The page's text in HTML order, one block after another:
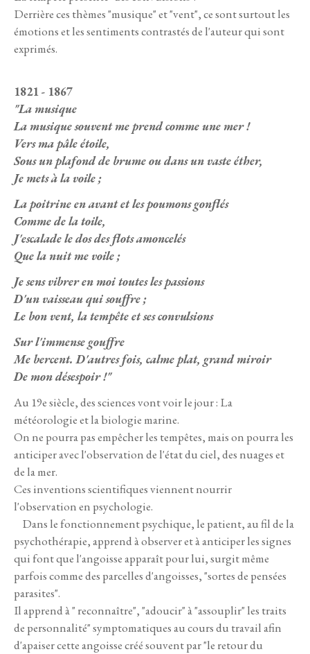
Derrière ces thèmes "musique" et "vent", ce sont surtout les
émotions et les sentiments contrastés de l'auteur qui sont
exprimés.
1821 - 1867
"La musique
La musique souvent me prend comme une mer !
Vers ma pâle étoile,
Sous un plafond de brume ou dans un vaste éther,
Je mets à la voile ;
La poitrine en avant et les poumons gonflés
Comme de la toile,
J'escalade le dos des flots amoncelés
Que la nuit me voile ;
Je sens vibrer en moi toutes les passions
D'un vaisseau qui souffre ;
Le bon vent, la tempête et ses convulsions
Sur l'immense gouffre
Me bercent. D'autres fois, calme plat, grand miroir
De mon désespoir !"
Au 19e siècle, des sciences vont voir le jour : La
météorologie et la biologie marine.
On ne pourra pas empêcher les tempêtes, mais on pourra les
anticiper avec l'observation de l'état du ciel, des nuages et
de la mer.
Ces inventions scientifiques viennent nourrir
l'observation en psychologie.
Dans le fonctionnement psychique, le patient, au fil de la
psychothérapie, apprend à observer et à anticiper les signes
qui font que l'angoisse apparaît pour lui, surgit même
parfois comme des parcelles d'angoisses, "sortes de pensées
parasites".
Il apprend à " reconnaître", "adoucir" à "assouplir" les traits
de personnalité" symptomatiques au cours du travail afin
d'apaiser cette angoisse créé souvent par "le retour du